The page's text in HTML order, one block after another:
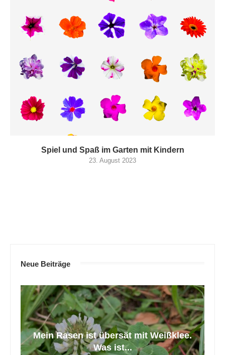
Spiel und Spaß im Garten mit Kindern
23. August 2023
Neue Beiträge
Mein Rasen ist übersät mit Weißklee.
Was ist...